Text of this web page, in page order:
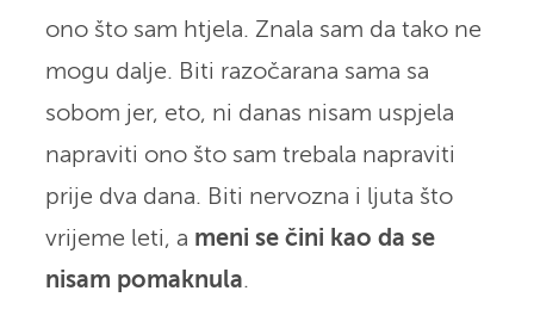
ono što sam htjela. Znala sam da tako ne
mogu dalje. Biti razočarana sama sa
sobom jer, eto, ni danas nisam uspjela
napraviti ono što sam trebala napraviti
prije dva dana. Biti nervozna i ljuta što
vrijeme leti, a meni se čini kao da se
nisam pomaknula.